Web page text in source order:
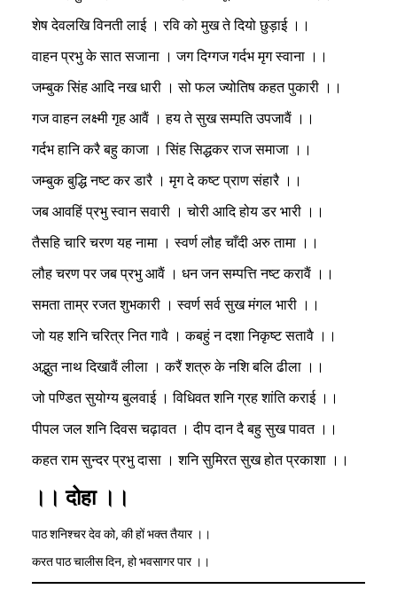
शेष देवलखि विनती लाई । रवि को मुख ते दियो छुड़ाई ।।
वाहन प्रभु के सात सजाना । जग दिग्गज गर्दभ मृग स्वाना ।।
जम्बुक सिंह आदि नख धारी । सो फल ज्योतिष कहत पुकारी ।।
गज वाहन लक्ष्मी गृह आवैं । हय ते सुख सम्पति उपजावैं ।।
गर्दभ हानि करै बहु काजा । सिंह सिद्धकर राज समाजा ।।
जम्बुक बुद्धि नष्ट कर डारै । मृग दे कष्ट प्राण संहारै ।।
जब आवहिं प्रभु स्वान सवारी । चोरी आदि होय डर भारी ।।
तैसहि चारि चरण यह नामा । स्वर्ण लौह चाँदी अरु तामा ।।
लौह चरण पर जब प्रभु आवैं । धन जन सम्पत्ति नष्ट करावैं ।।
समता ताम्र रजत शुभकारी । स्वर्ण सर्व सुख मंगल भारी ।।
जो यह शनि चरित्र नित गावै । कबहुं न दशा निकृष्ट सतावै ।।
अद्भुत नाथ दिखावैं लीला । करैं शत्रु के नशि बलि ढीला ।।
जो पण्डित सुयोग्य बुलवाई । विधिवत शनि ग्रह शांति कराई ।।
पीपल जल शनि दिवस चढ़ावत । दीप दान दै बहु सुख पावत ।।
कहत राम सुन्दर प्रभु दासा । शनि सुमिरत सुख होत प्रकाशा ।।
।। दोहा ।।
पाठ शनिश्चर देव को, की हों भक्त तैयार ।।
करत पाठ चालीस दिन, हो भवसागर पार ।।